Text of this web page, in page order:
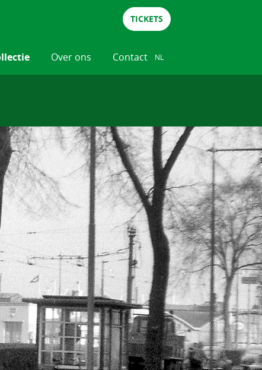
TICKETS
Over ons Contact NL